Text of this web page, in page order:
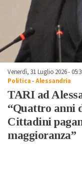
Venerdì, 31 Luglio 2026 -
Politica-Alessandria
TARI ad
“Quattro anni
Cittadini
maggioranza”